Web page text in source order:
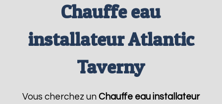
Chauffe eau
installateur Atlantic
Taverny
Vous cherchez un Chauffe eau installateur